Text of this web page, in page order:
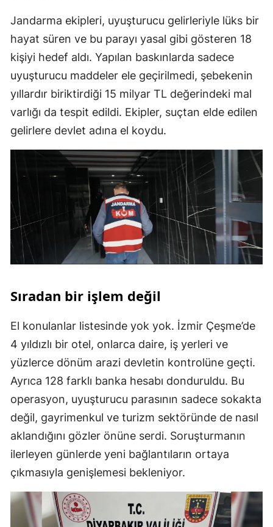
Jandarma ekipleri, uyuşturucu gelirleriyle lüks bir
hayat süren ve bu parayı yasal gibi gösteren 18
kişiyi hedef aldı. Yapılan baskınlarda sadece
uyuşturucu maddeler ele geçirilmedi, şebekenin
yıllardır biriktirdiği 15 milyar TL değerindeki mal
varlığı da tespit edildi. Ekipler, suçtan elde edilen
gelirlere devlet adına el koydu.
Sıradan bir işlem değil
El konulanlar listesinde yok yok. İzmir Çeşme’de
4 yıldızlı bir otel, onlarca daire, iş yerleri ve
yüzlerce dönüm arazi devletin kontrolüne geçti.
Ayrıca 128 farklı banka hesabı donduruldu. Bu
operasyon, uyuşturucu parasının sadece sokakta
değil, gayrimenkul ve turizm sektöründe de nasıl
aklandığını gözler önüne serdi. Soruşturmanın
ilerleyen günlerde yeni bağlantıların ortaya
çıkmasıyla genişlemesi bekleniyor.